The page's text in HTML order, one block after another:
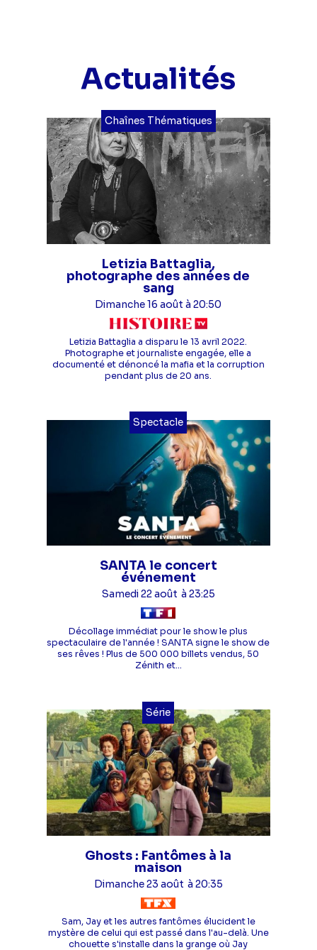
Actualités
Chaînes Thématiques
Letizia Battaglia,
photographe des années de
sang
Dimanche 16 août à 20:50
Letizia Battaglia a disparu le 13 avril 2022.
Photographe et journaliste engagée, elle a
documenté et dénoncé la mafia et la corruption
pendant plus de 20 ans.
Spectacle
SANTA le concert
événement
Samedi 22 août à 23:25
Décollage immédiat pour le show le plus
spectaculaire de l'année ! SANTA signe le show de
ses rêves ! Plus de 500 000 billets vendus, 50
Zénith et...
Série
Ghosts : Fantômes à la
maison
Dimanche 23 août à 20:35
Sam, Jay et les autres fantômes élucident le
mystère de celui qui est passé dans l'au-delà. Une
chouette s'installe dans la grange où Jay